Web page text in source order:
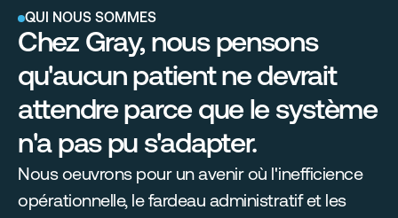
QUI NOUS SOMMES
Chez Gray, nous pensons
qu'aucun patient ne devrait
attendre parce que le système
n'a pas pu s'adapter.
Nous oeuvrons pour un avenir où l'inefficience
opérationnelle, le fardeau administratif et les